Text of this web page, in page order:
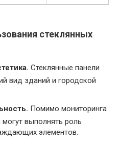
стеклянных
Стеклянные панели
вид зданий и городской
Помимо мониторинга
могут выполнять роль
элементов.